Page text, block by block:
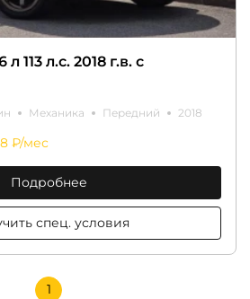
113 л.с. 2018 г.в. с
Механика Передний 2018
₽/мес
Подробнее
Получить спец. условия
1